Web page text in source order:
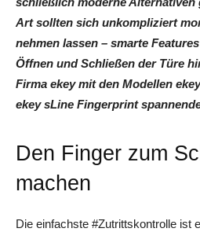
Art sollten sich unkompliziert
nehmen lassen – smarte
Öffnen und Schließen der Türe
Firma ekey mit den Modellen
ekey sLine Fingerprint
Den Finger zum
machen
Die einfachste #Zutrittskontrolle ist